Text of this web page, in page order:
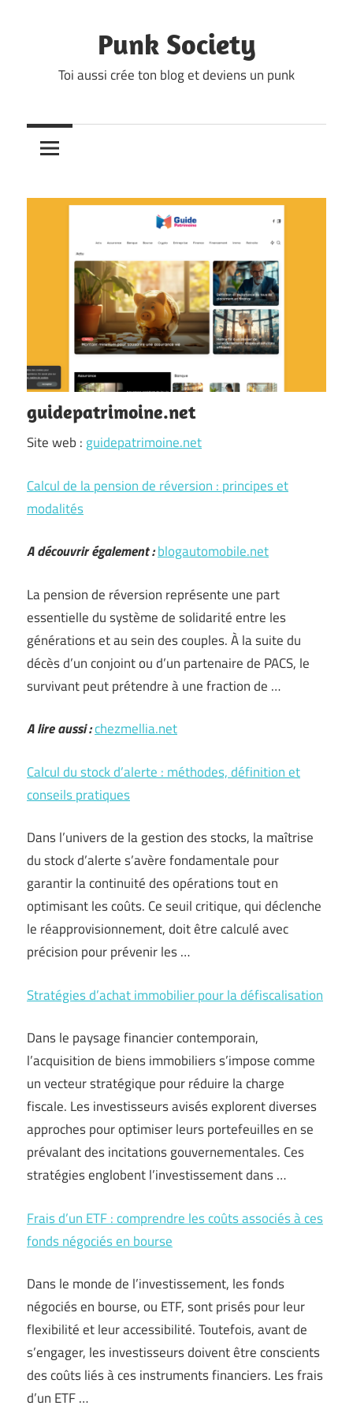
Punk Society
Toi aussi crée ton blog et deviens un punk
guidepatrimoine.net
Site web : guidepatrimoine.net
Calcul de la pension de réversion : principes et
modalités
A découvrir également :blogautomobile.net
La pension de réversion représente une part
essentielle du système de solidarité entre les
générations et au sein des couples. À la suite du
décès d’un conjoint ou d’un partenaire de PACS, le
survivant peut prétendre à une fraction de …
A lire aussi :chezmellia.net
Calcul du stock d’alerte : méthodes, définition et
conseils pratiques
Dans l’univers de la gestion des stocks, la maîtrise
du stock d’alerte s’avère fondamentale pour
garantir la continuité des opérations tout en
optimisant les coûts. Ce seuil critique, qui déclenche
le réapprovisionnement, doit être calculé avec
précision pour prévenir les …
Stratégies d’achat immobilier pour la défiscalisation
Dans le paysage financier contemporain,
l’acquisition de biens immobiliers s’impose comme
un vecteur stratégique pour réduire la charge
fiscale. Les investisseurs avisés explorent diverses
approches pour optimiser leurs portefeuilles en se
prévalant des incitations gouvernementales. Ces
stratégies englobent l’investissement dans …
Frais d’un ETF : comprendre les coûts associés à ces
fonds négociés en bourse
Dans le monde de l’investissement, les fonds
négociés en bourse, ou ETF, sont prisés pour leur
flexibilité et leur accessibilité. Toutefois, avant de
s’engager, les investisseurs doivent être conscients
des coûts liés à ces instruments financiers. Les frais
d’un ETF …